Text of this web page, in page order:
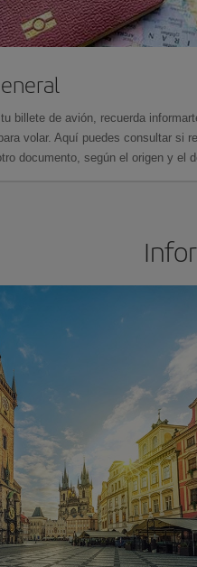
billete de avión, recuerda
volar. Aquí puedes consultar si
documento, según el origen y el